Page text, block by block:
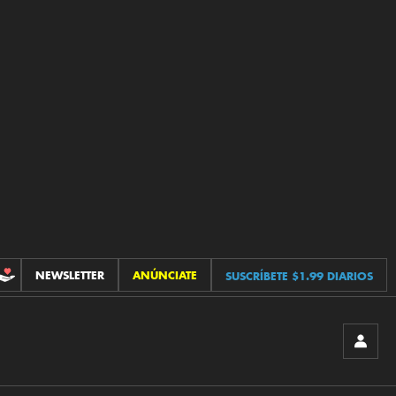
CONTRIBUCIONES
NEWSLETTER ANÚNCIATE SUSCRÍBETE $1.99 DIARIOS